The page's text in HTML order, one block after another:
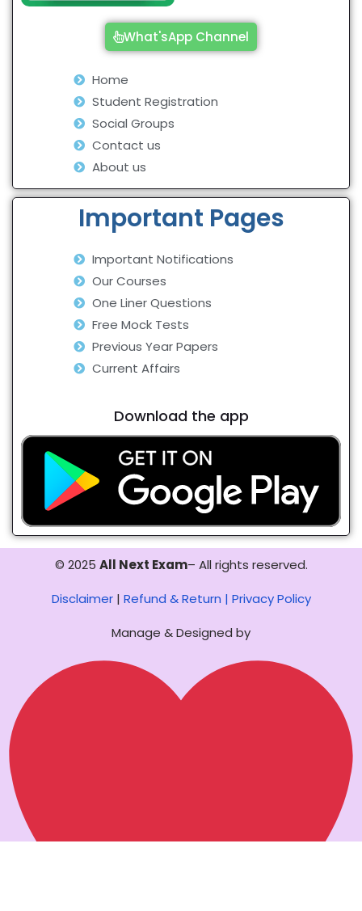
What'sApp Channel
Home
Student Registration
Social Groups
Contact us
About us
Important Pages
Important Notifications
Our Courses
One Liner Questions
Free Mock Tests
Previous Year Papers
Current Affairs
Download the app
© 2025 All Next Exam– All rights reserved.
Disclaimer| Refund & Return | Privacy Policy
Manage & Designed by